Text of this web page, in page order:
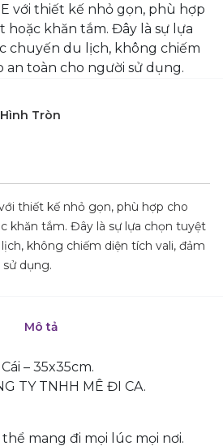
Hình Tròn
thiết kế nhỏ gọn, phù hợp cho
khăn tắm. Đây là sự lựa chọn tuyệt
không chiếm diện tích vali, đảm
dụng.
Mô tả
– 35x35cm.
TY TNHH MÊ ĐI CA.
thể mang đi mọi lúc mọi nơi.